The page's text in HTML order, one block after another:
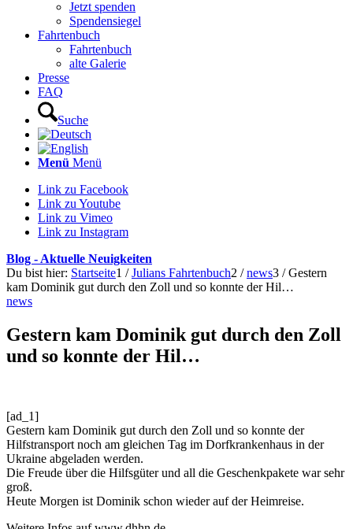
Jetzt spenden
Spendensiegel
Fahrtenbuch
Fahrtenbuch
alte Galerie
Presse
FAQ
Suche
Menü Menü
Link zu Facebook
Link zu Youtube
Link zu Vimeo
Link zu Instagram
Blog - Aktuelle Neuigkeiten
Du bist hier: Startseite1 / Julians Fahrtenbuch2 / news3 / Gestern
kam Dominik gut durch den Zoll und so konnte der Hil…
news
Gestern kam Dominik gut durch den Zoll
und so konnte der Hil…
[ad_1]
Gestern kam Dominik gut durch den Zoll und so konnte der
Hilfstransport noch am gleichen Tag im Dorfkrankenhaus in der
Ukraine abgeladen werden.
Die Freude über die Hilfsgüter und all die Geschenkpakete war sehr
groß.
Heute Morgen ist Dominik schon wieder auf der Heimreise.